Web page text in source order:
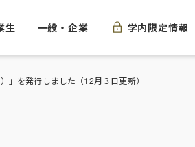
生 一般・企業 学内限定情報
」を発行しました（12月３日更新）